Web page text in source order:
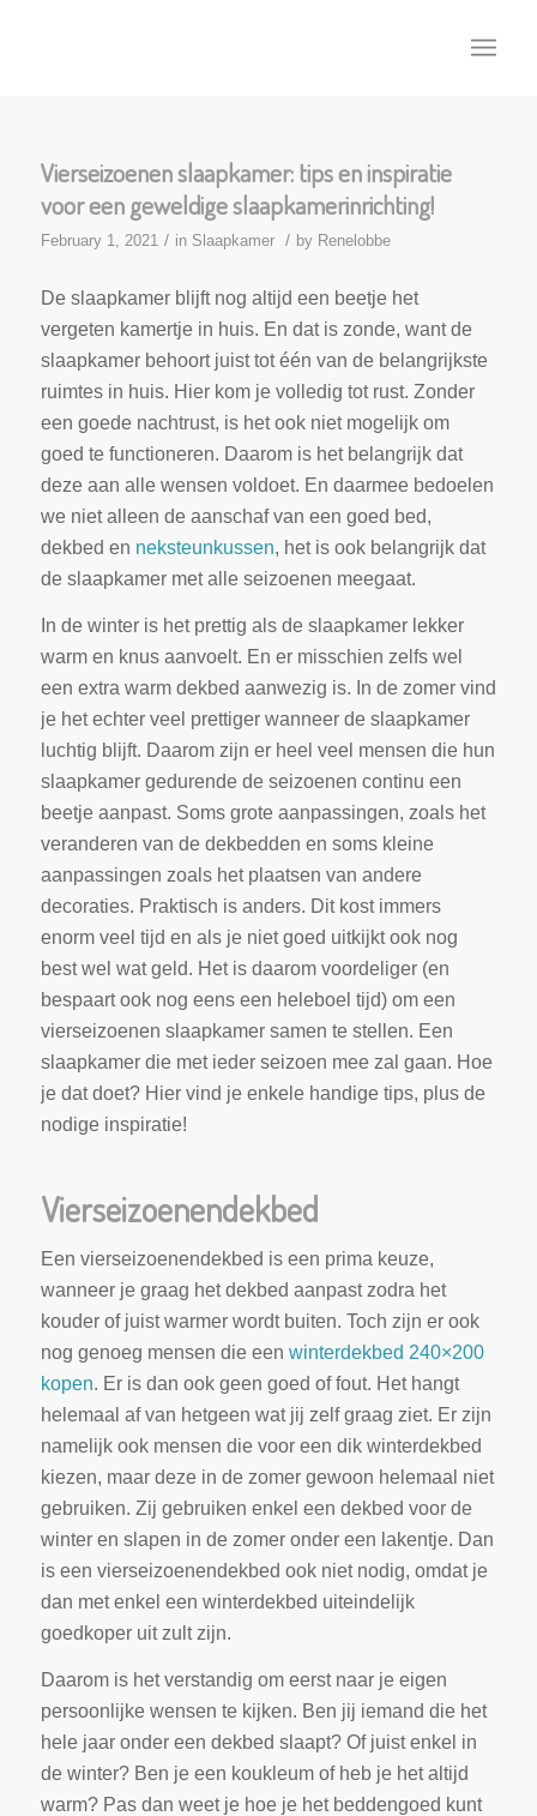
Vierseizoenen slaapkamer: tips en inspiratie
voor een geweldige slaapkamerinrichting!
February 1, 2021 / in Slaapkamer / by Renelobbe
De slaapkamer blijft nog altijd een beetje het
vergeten kamertje in huis. En dat is zonde, want de
slaapkamer behoort juist tot één van de belangrijkste
ruimtes in huis. Hier kom je volledig tot rust. Zonder
een goede nachtrust, is het ook niet mogelijk om
goed te functioneren. Daarom is het belangrijk dat
deze aan alle wensen voldoet. En daarmee bedoelen
we niet alleen de aanschaf van een goed bed,
dekbed en neksteunkussen, het is ook belangrijk dat
de slaapkamer met alle seizoenen meegaat.
In de winter is het prettig als de slaapkamer lekker
warm en knus aanvoelt. En er misschien zelfs wel
een extra warm dekbed aanwezig is. In de zomer vind
je het echter veel prettiger wanneer de slaapkamer
luchtig blijft. Daarom zijn er heel veel mensen die hun
slaapkamer gedurende de seizoenen continu een
beetje aanpast. Soms grote aanpassingen, zoals het
veranderen van de dekbedden en soms kleine
aanpassingen zoals het plaatsen van andere
decoraties. Praktisch is anders. Dit kost immers
enorm veel tijd en als je niet goed uitkijkt ook nog
best wel wat geld. Het is daarom voordeliger (en
bespaart ook nog eens een heleboel tijd) om een
vierseizoenen slaapkamer samen te stellen. Een
slaapkamer die met ieder seizoen mee zal gaan. Hoe
je dat doet? Hier vind je enkele handige tips, plus de
nodige inspiratie!
Vierseizoenendekbed
Een vierseizoenendekbed is een prima keuze,
wanneer je graag het dekbed aanpast zodra het
kouder of juist warmer wordt buiten. Toch zijn er ook
nog genoeg mensen die een winterdekbed 240×200
kopen. Er is dan ook geen goed of fout. Het hangt
helemaal af van hetgeen wat jij zelf graag ziet. Er zijn
namelijk ook mensen die voor een dik winterdekbed
kiezen, maar deze in de zomer gewoon helemaal niet
gebruiken. Zij gebruiken enkel een dekbed voor de
winter en slapen in de zomer onder een lakentje. Dan
is een vierseizoenendekbed ook niet nodig, omdat je
dan met enkel een winterdekbed uiteindelijk
goedkoper uit zult zijn.
Daarom is het verstandig om eerst naar je eigen
persoonlijke wensen te kijken. Ben jij iemand die het
hele jaar onder een dekbed slaapt? Of juist enkel in
de winter? Ben je een koukleum of heb je het altijd
warm? Pas dan weet je hoe je het beddengoed kunt